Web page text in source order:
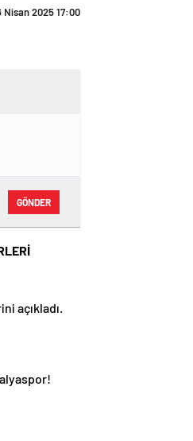
2025 17:00
GÖNDER
açıkladı.